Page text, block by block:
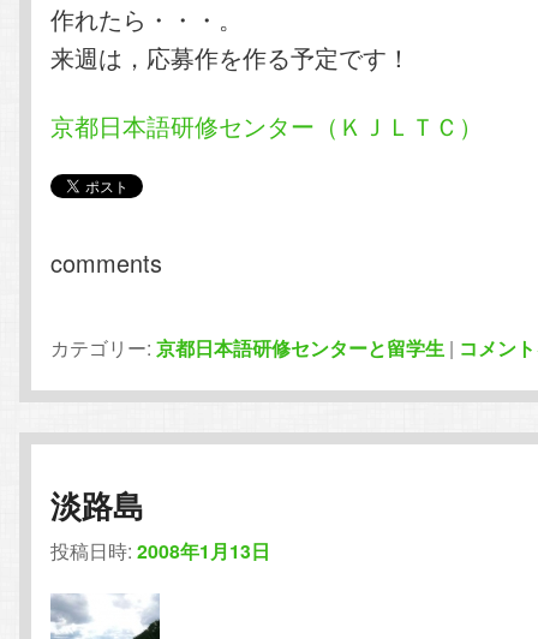
作れたら・・・。
来週は，応募作を作る予定です！
京都日本語研修センター（ＫＪＬＴＣ）
comments
カテゴリー: 京都日本語研修センターと留学生 | コメン
淡路島
投稿日時:2008年1月13日